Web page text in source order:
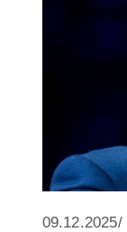
09.12.2025/